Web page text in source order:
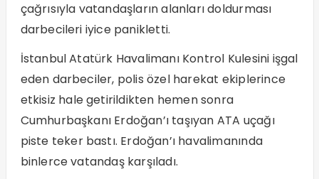
çağrısıyla vatandaşların alanları doldurması
darbecileri iyice panikletti.
İstanbul Atatürk Havalimanı Kontrol Kulesini işgal
eden darbeciler, polis özel harekat ekiplerince
etkisiz hale getirildikten hemen sonra
Cumhurbaşkanı Erdoğan’ı taşıyan ATA uçağı
piste teker bastı. Erdoğan’ı havalimanında
binlerce vatandaş karşıladı.